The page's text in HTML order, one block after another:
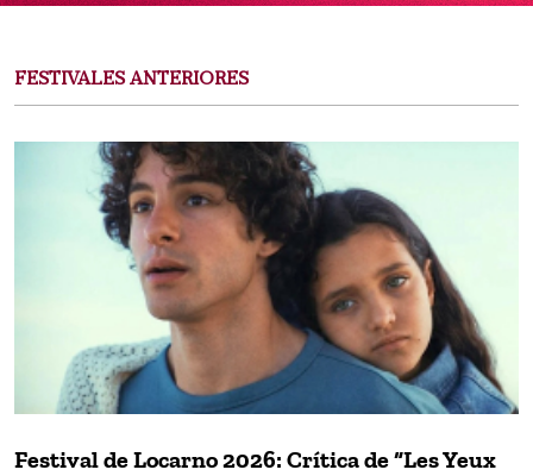
FESTIVALES ANTERIORES
Festival de Locarno 2026: Crítica de “Les Yeux